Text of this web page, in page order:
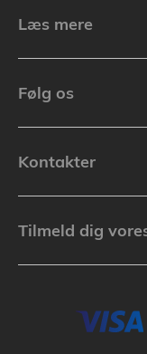
Læs mere
Følg os
Kontakter
Tilmeld dig